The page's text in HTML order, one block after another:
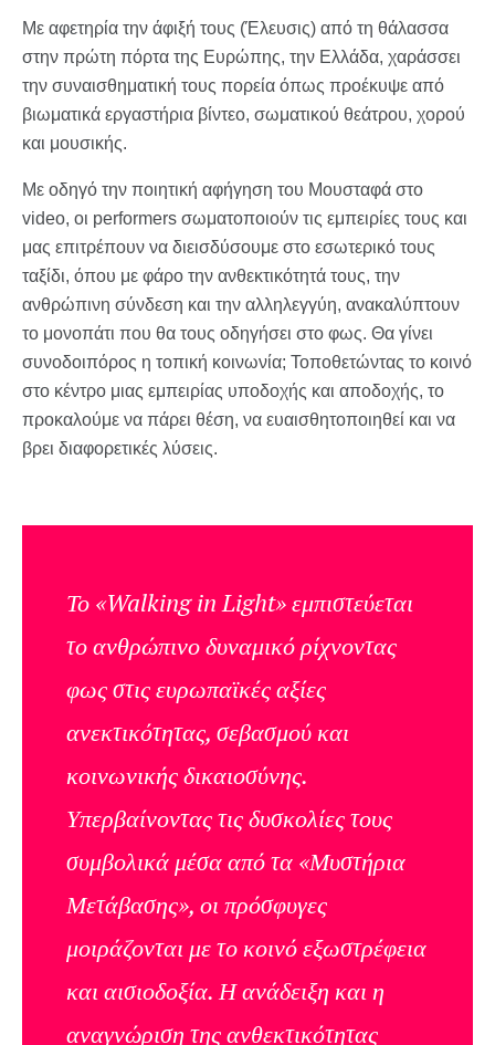
Με αφετηρία την άφιξή τους (Έλευσις) από τη θάλασσα
στην πρώτη πόρτα της Ευρώπης, την Ελλάδα, χαράσσει
την συναισθηματική τους πορεία όπως προέκυψε από
βιωματικά εργαστήρια βίντεο, σωματικού θεάτρου, χορού
και μουσικής.
Με οδηγό την ποιητική αφήγηση του Μουσταφά στο
video, οι performers σωματοποιούν τις εμπειρίες τους και
μας επιτρέπουν να διεισδύσουμε στο εσωτερικό τους
ταξίδι, όπου με φάρο την ανθεκτικότητά τους, την
ανθρώπινη σύνδεση και την αλληλεγγύη, ανακαλύπτουν
το μονοπάτι που θα τους οδηγήσει στο φως. Θα γίνει
συνοδοιπόρος η τοπική κοινωνία; Τοποθετώντας το κοινό
στο κέντρο μιας εμπειρίας υποδοχής και αποδοχής, το
προκαλούμε να πάρει θέση, να ευαισθητοποιηθεί και να
βρει διαφορετικές λύσεις.
Το «Walking in Light» εμπιστεύεται
το ανθρώπινο δυναμικό ρίχνοντας
φως στις ευρωπαϊκές αξίες
ανεκτικότητας, σεβασμού και
κοινωνικής δικαιοσύνης.
Υπερβαίνοντας τις δυσκολίες τους
συμβολικά μέσα από τα «Μυστήρια
Μετάβασης», οι πρόσφυγες
μοιράζονται με το κοινό εξωστρέφεια
και αισιοδοξία. Η ανάδειξη και η
αναγνώριση της ανθεκτικότητας